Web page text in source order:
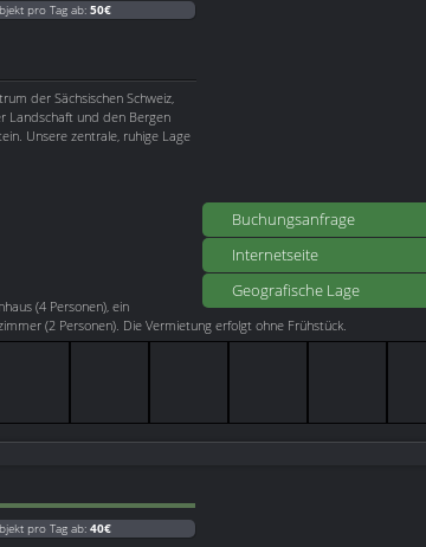
Buchungsanfrage
Internetseite
Geografische Lage
pro Tag ab: 50€
der Sächsischen Schweiz,
Landschaft und den Bergen
Unsere zentrale, ruhige Lage
(4 Personen), ein
(2 Personen). Die Vermietung erfolgt ohne Frühstück.
pro Tag ab: 40€